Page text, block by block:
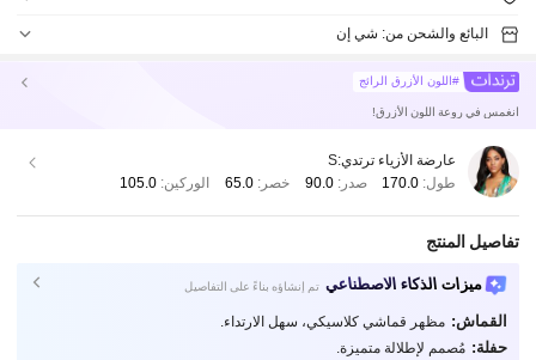
البائع والشحن من: شي إن
#اللون الأزرق الرائج
انغمس في روعة اللون الأزرق!
عارضة الأزياء ترتدي:S
طول: 170.0 صدر:90.0 خصر: 65.0 الوركين: 105.0
تفاصيل المنتج
ميزات الذكاء الاصطناعي تم إنشاؤه بناءً على التفاصيل
القماش: مظهر قماشي كلاسيكي، سهل الارتداء.
حفلة: مُصمم لإطلالة متميزة.